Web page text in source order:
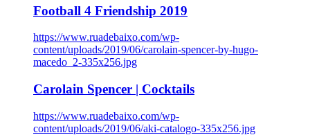
Football 4 Friendship 2019
https://www.ruadebaixo.com/wp-
content/uploads/2019/06/carolain-spencer-by-hugo-
macedo_2-335x256.jpg
Carolain Spencer | Cocktails
https://www.ruadebaixo.com/wp-
content/uploads/2019/06/aki-catalogo-335x256.jpg